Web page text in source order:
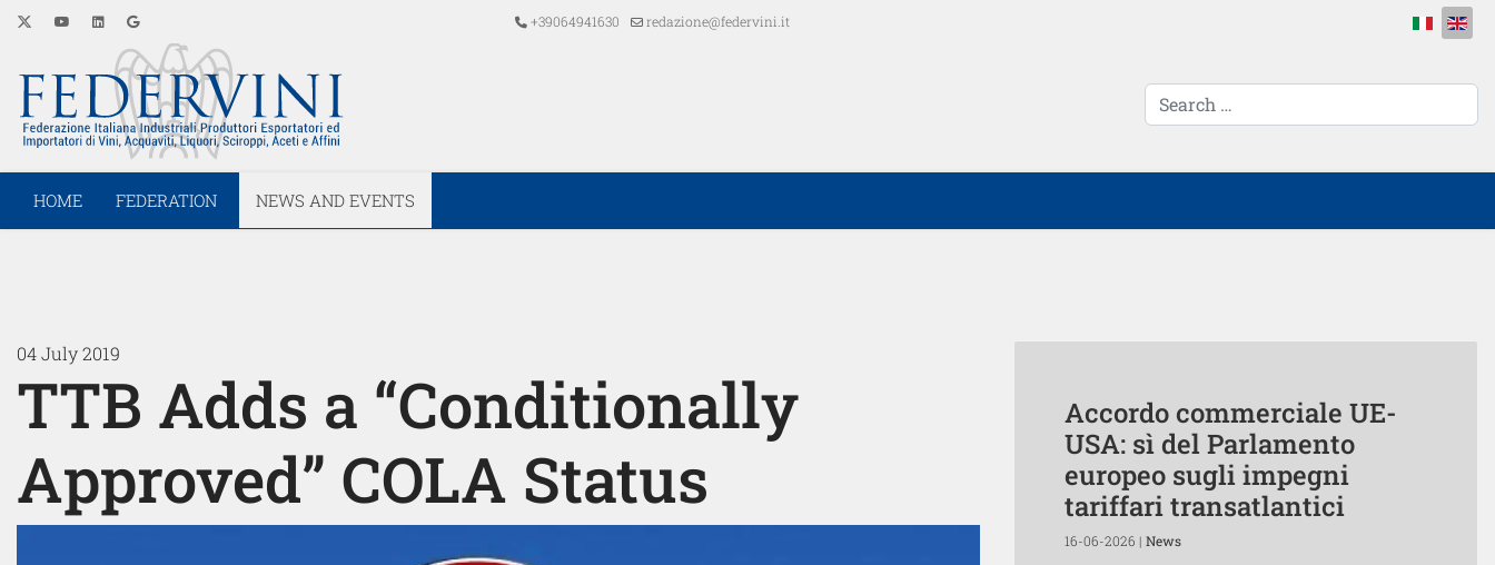
+39064941630 redazione@federvini.it Select your
cerca...
HOME FEDERATION NEWS AND EVENTS
04 July 2019
TTB Adds a “Conditionally
Approved” COLA Status
Accordo commerciale UE-
USA: sì del Parlamento
europeo sugli impegni
tariffari transatlantici
16-06-2026 | News